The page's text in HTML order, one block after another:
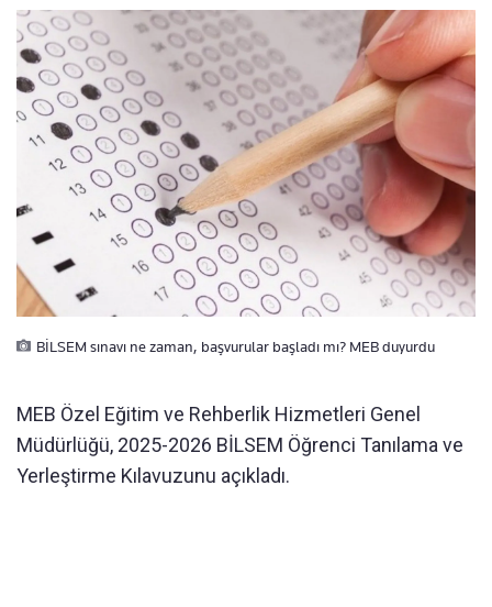
BİLSEM sınavı ne zaman, başvurular başladı mı? MEB duyurdu
MEB Özel Eğitim ve Rehberlik Hizmetleri Genel
Müdürlüğü, 2025-2026 BİLSEM Öğrenci Tanılama ve
Yerleştirme Kılavuzunu açıkladı.